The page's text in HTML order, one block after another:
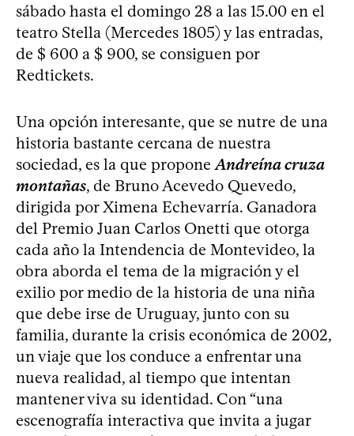
sábado hasta el domingo 28 a las 15.00 en el
teatro Stella (Mercedes 1805) y las entradas,
de $ 600 a $ 900, se consiguen por
Redtickets.
Una opción interesante, que se nutre de una
historia bastante cercana de nuestra
sociedad, es la que propone Andreína cruza
montañas, de Bruno Acevedo Quevedo,
dirigida por Ximena Echevarría. Ganadora
del Premio Juan Carlos Onetti que otorga
cada año la Intendencia de Montevideo, la
obra aborda el tema de la migración y el
exilio por medio de la historia de una niña
que debe irse de Uruguay, junto con su
familia, durante la crisis económica de 2002,
un viaje que los conduce a enfrentar una
nueva realidad, al tiempo que intentan
mantener viva su identidad. Con “una
escenografía interactiva que invita a jugar